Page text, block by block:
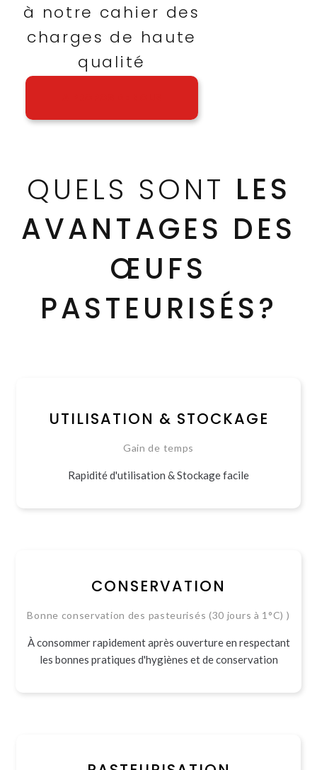
à notre cahier des
charges de haute
qualité
QUELS SONT LES
AVANTAGES DES
ŒUFS
PASTEURISÉS?
UTILISATION & STOCKAGE
Gain de temps
Rapidité d'utilisation & Stockage facile
CONSERVATION
Bonne conservation des pasteurisés (30 jours à 1°C) )
À consommer rapidement après ouverture en respectant
les bonnes pratiques d'hygiènes et de conservation